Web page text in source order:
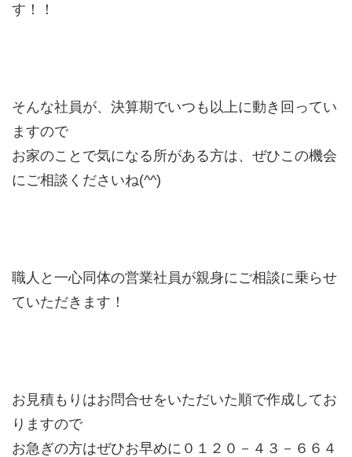
す！！
そんな社員が、決算期でいつも以上に動き回ってい
ますので
お家のことで気になる所がある方は、ぜひこの機会
にご相談くださいね(^^)
職人と一心同体の営業社員が親身にご相談に乗らせ
ていただきます！
お見積もりはお問合せをいただいた順で作成してお
りますので
お急ぎの方はぜひお早めに０１２０－４３－６６４